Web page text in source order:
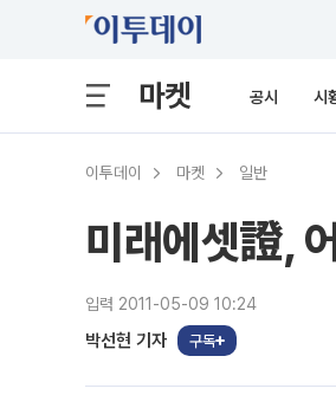
마켓 공시 시
이투데이 마켓 일반
미래에셋證,
입력 2011-05-09 10:24
박선현 기자 구독